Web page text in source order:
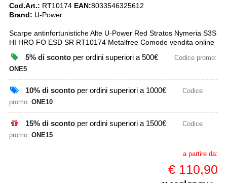
Cod.Art.: RT10174 EAN:8033546325612
Brand: U-Power
Scarpe antinfortunistiche Alte U-Power Red Stratos Nymeria S3S
HI HRO FO ESD SR RT10174 Metalfree Comode vendita online
5% di scontoper ordini superiori a 500€
Codice promo:
ONE5
10% di scontoper ordini superiori a 1000€
Codice
promo: ONE10
15% di scontoper ordini superiori a 1500€
Codice
promo: ONE15
a partire da:
€ 110,90